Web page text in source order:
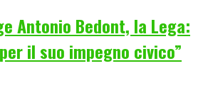
Antonio Bedont, la Lega:
il suo impegno civico”